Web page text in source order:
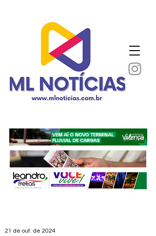
21 de out. de 2024